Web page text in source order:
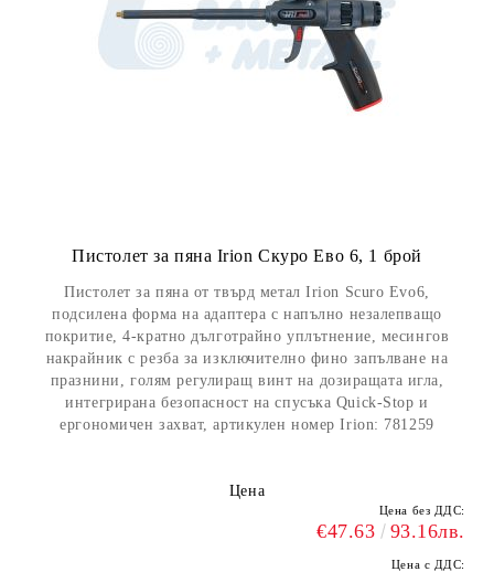
Пистолет за пяна Irion Скуро Ево 6, 1 брой
Пистолет за пяна от твърд метал Irion Scuro Evo6,
подсилена форма на адаптера с напълно незалепващо
покритие, 4-кратно дълготрайно уплътнение, месингов
накрайник с резба за изключително фино запълване на
празнини, голям регулиращ винт на дозиращата игла,
интегрирана безопасност на спусъка Quick-Stop и
ергономичен захват, артикулен номер Irion: 781259
Цена
Цена без ДДС:
€47.63 93.16лв.
Цена с ДДС: